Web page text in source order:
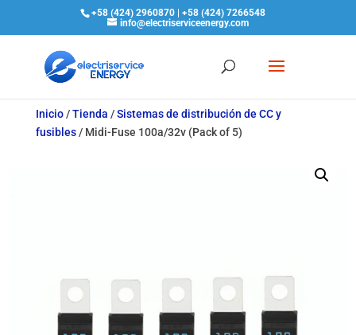
+58 (424) 2960870 | +58 (424) 7266548
info@electriserviceenergy.com
Inicio/Tienda /Sistemas de distribución de CC y
fusibles/ Midi-Fuse 100a/32v (Pack of 5)